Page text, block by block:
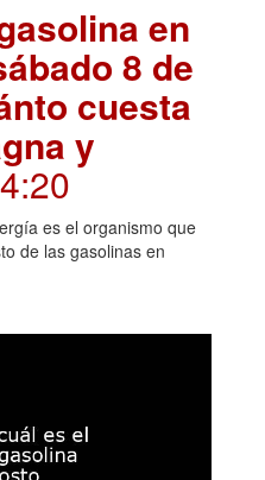
en
8 de
cuesta
y
es el organismo que
de las gasolinas en